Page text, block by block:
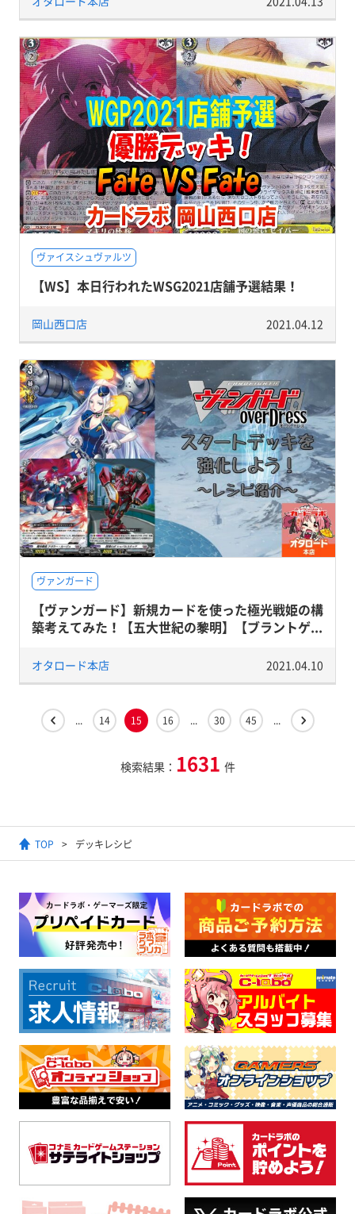
ヴァイスシュヴァルツ
【WS】本日行われたWSG2021店舗予選結果！
岡山西口店 2021.04.12
ヴァンガード
【ヴァンガード】新規カードを使った極光戦姫の構
築考えてみた！【五大世紀の黎明】【ブラントゲ...
オタロード本店 2021.04.10
... 14 15 16 ... 30 45 ...
検索結果： 1631 件
TOP デッキレシピ